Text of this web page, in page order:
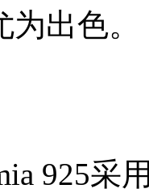
出色。
采用